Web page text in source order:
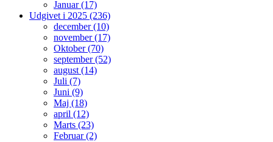
Januar (17)
Udgivet i 2025 (236)
december (10)
november (17)
Oktober (70)
september (52)
august (14)
Juli (7)
Juni (9)
Maj (18)
april (12)
Marts (23)
Februar (2)